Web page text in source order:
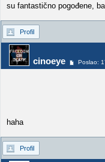
su fantastično pogođene,
Profil
cinoeye Poslao:
haha
Profil